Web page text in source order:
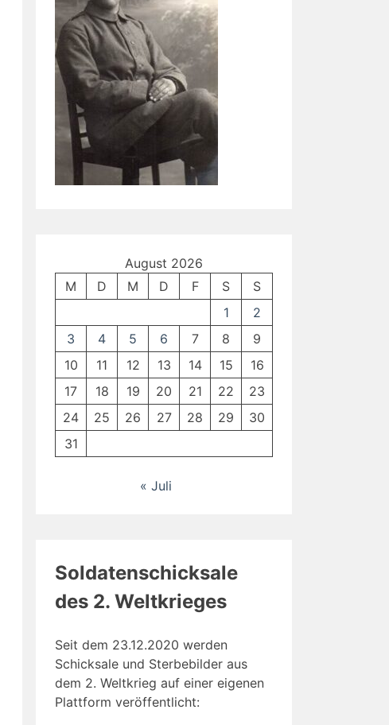
August 2026
M
D M D F S
S
1
2
3
4 5 6 7 8
9
10
11 12 13 14 15
16
17
18 19 20 21 22
23
24
25 26 27 28 29
30
31
« Juli
Soldatenschicksale
des 2. Weltkrieges
Seit dem 23.12.2020 werden
Schicksale und Sterbebilder aus
dem 2. Weltkrieg auf einer eigenen
Plattform veröffentlicht: